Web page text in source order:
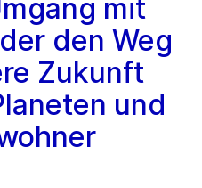
mit
den Weg
Zukunft
und